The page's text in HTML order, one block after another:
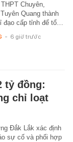
Chuyên,
Quang thành
đạo cấp tỉnh để tổ…
- 6 giờ trước
tỷ đồng:
chỉ loạt
Đắk Lắk xác định
sự cố và phối hợp